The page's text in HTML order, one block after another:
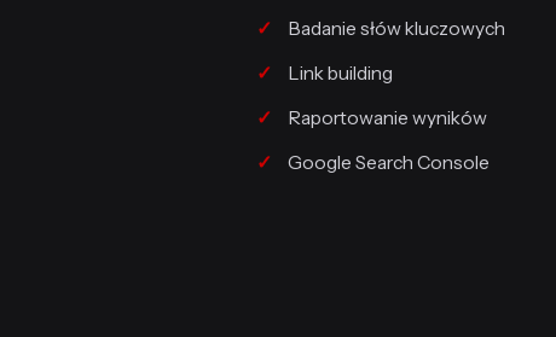
Badanie słów kluczowych
Link building
Raportowanie wyników
Google Search Console